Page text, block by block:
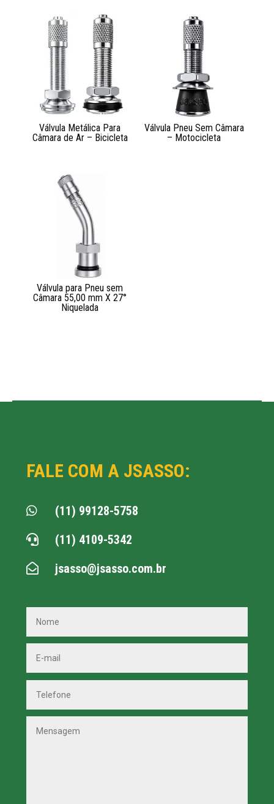
Válvula Metálica Para
Câmara de Ar – Bicicleta
Válvula Pneu Sem Câmara
– Motocicleta
Válvula para Pneu sem
Câmara 55,00 mm X 27°
Niquelada
FALE COM A JSASSO:
 (11) 99128-5758
 (11) 4109-5342
 jsasso@jsasso.com.br